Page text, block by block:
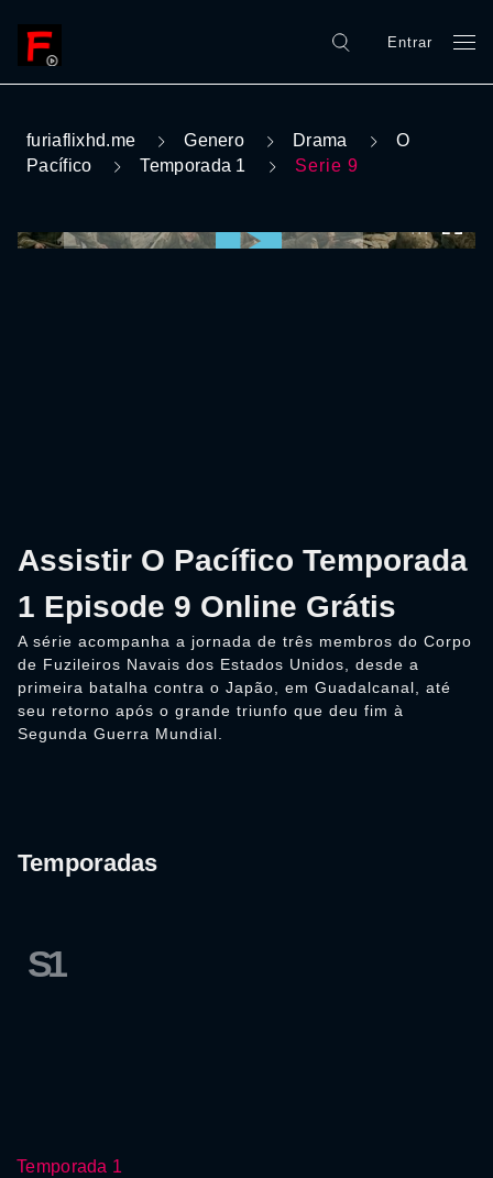
Entrar
furiaflixhd.me Genero Drama
O
Pacífico
Temporada 1 Serie 9
Assistir O Pacífico Temporada
1 Episode 9 Online Grátis
A série acompanha a jornada de três membros do Corpo
de Fuzileiros Navais dos Estados Unidos, desde a
primeira batalha contra o Japão, em Guadalcanal, até
seu retorno após o grande triunfo que deu fim à
Segunda Guerra Mundial.
Temporadas
S1
Temporada 1